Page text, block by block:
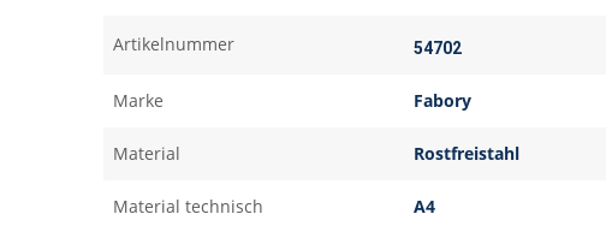
Artikelnummer
Marke Fabory
Material Rostfreistahl
Material technisch A4